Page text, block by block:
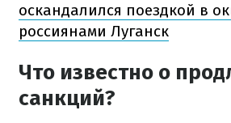
оскандалился поездкой в
россиянами Луганск
Что известно о
санкций?